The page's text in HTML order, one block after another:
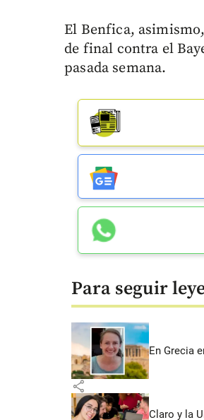
El Benfica,
de final contra el
pasada semana.
Para seguir
En Grecia
share
Claro y la